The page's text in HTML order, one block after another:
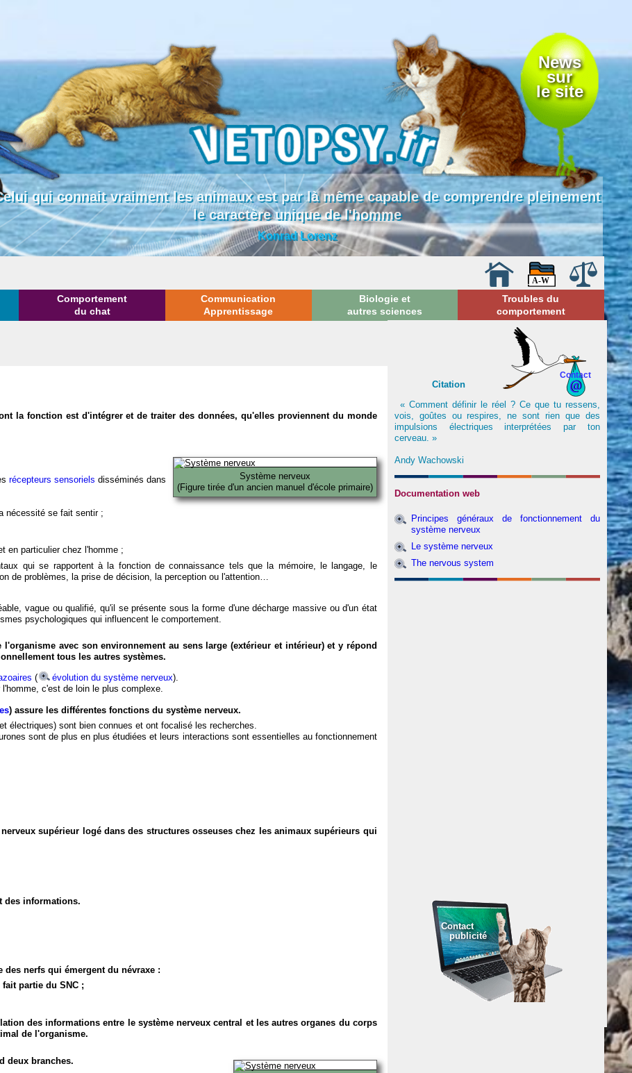
News
sur
le site
qui connait vraiment les animaux est par là même capable de comprendre pleinement
le caractère unique de l'homme
Konrad Lorenz
Comportement
du chat
Communication
Apprentissage
Biologie et
autres sciences
Troubles du
comportement
la fonction est d'intégrer et de traiter des données, qu'elles proviennent du monde
Système nerveux
(Figure tirée d'un ancien manuel d'école primaire)
récepteurs sensoriels disséminés dans
nécessité se fait sentir ;
en particulier chez l'homme ;
qui se rapportent à la fonction de connaissance tels que la mémoire, le langage, le
de problèmes, la prise de décision, la perception ou l'attention…
vague ou qualifié, qu'il se présente sous la forme d'une décharge massive ou d'un état
psychologiques qui influencent le comportement.
avec son environnement au sens large (extérieur et intérieur) et y répond
tous les autres systèmes.
( évolution du système nerveux).
c'est de loin le plus complexe.
) assure les différentes fonctions du système nerveux.
électriques) sont bien connues et ont focalisé les recherches.
sont de plus en plus étudiées et leurs interactions sont essentielles au fonctionnement
supérieur logé dans des structures osseuses chez les animaux supérieurs qui
des informations.
des nerfs qui émergent du névraxe :
fait partie du SNC ;
des informations entre le système nerveux central et les autres organes du corps
de l'organisme.
deux branches.
Contact
Citation
« Comment définir le réel ? Ce que tu ressens,
vois, goûtes ou respires, ne sont rien que des
impulsions électriques interprétées par ton
cerveau. »
Andy Wachowski
Documentation web
Principes généraux de fonctionnement du
système nerveux
Le système nerveux
The nervous system
Contact
publicité